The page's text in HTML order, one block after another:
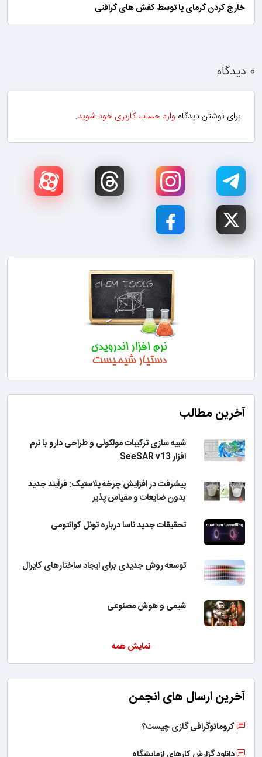
خارج کردن گرمای پا توسط کفش های گرافنی
۰ دیدگاه
برای نوشتن دیدگاه وارد حساب کاربری خود شوید.
آخرین مطالب
شبیه سازی ترکیبات مولکولی و طراحی دارو با نرم
افزار SeeSAR v13
پیشرفت در افزایش چرخه پلاستیک: فرآیند جدید
بدون ضایعات و مقیاس پذیر
تحقیقات جدید ناسا درباره تونل کوانتومی
توسعه روش جدیدی برای ایجاد ساختارهای کایرال
شیمی و هوش مصنوعی
نمایش همه
آخرین ارسال های انجمن
کروماتوگرافی گازی چیست؟